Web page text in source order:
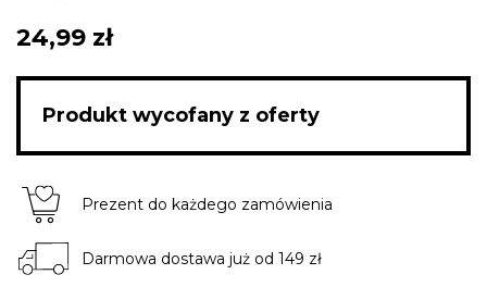
24,99 zł
Produkt wycofany z oferty
Prezent do każdego zamówienia
Darmowa dostawa już od 149 zł